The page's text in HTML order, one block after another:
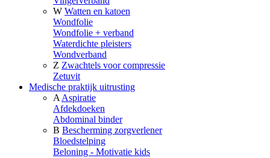
W Watten en katoen
Wondfolie
Wondfolie + verband
Waterdichte pleisters
Wondverband
Z Zwachtels voor compressie
Zetuvit
Medische praktijk uitrusting
A Aspiratie
Afdekdoeken
Abdominal binder
B Bescherming zorgverlener
Bloedstelping
Beloning - Motivatie kids